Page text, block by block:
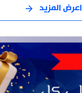
اعرض المزيد